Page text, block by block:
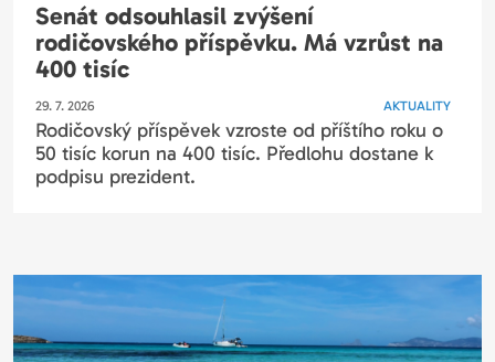
Senát odsouhlasil zvýšení
rodičovského příspěvku. Má vzrůst na
400 tisíc
29. 7. 2026 AKTUALITY
Rodičovský příspěvek vzroste od příštího roku o
50 tisíc korun na 400 tisíc. Předlohu dostane k
podpisu prezident.